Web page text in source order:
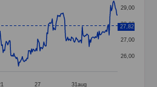
points.
displaying categories.
displaying values. Data
27 31aug
26,00
27,00
28,00
29,00
27,82